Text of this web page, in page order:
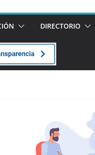
DIRECTORIO